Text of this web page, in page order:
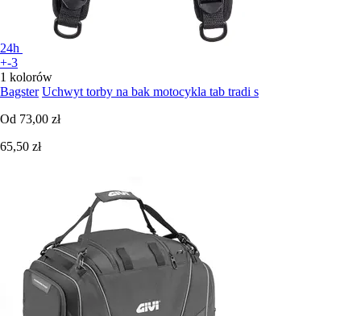
24h
+-3
1 kolorów
Bagster Uchwyt torby na bak motocykla tab tradi s
Od 73,00 zł
65,50 zł